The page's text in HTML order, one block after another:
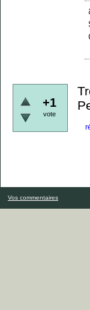
+1
vote
Vos commentaires